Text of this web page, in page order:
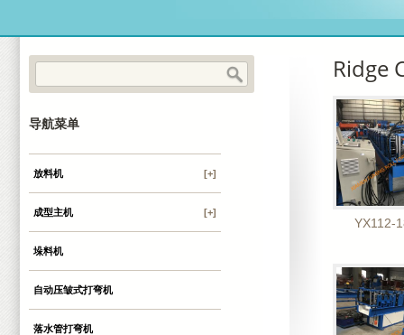
导航菜单
放料机 [+]
成型主机 [+]
垛料机
自动压皱式打弯机
落水管打弯机
Ridge
YX112-